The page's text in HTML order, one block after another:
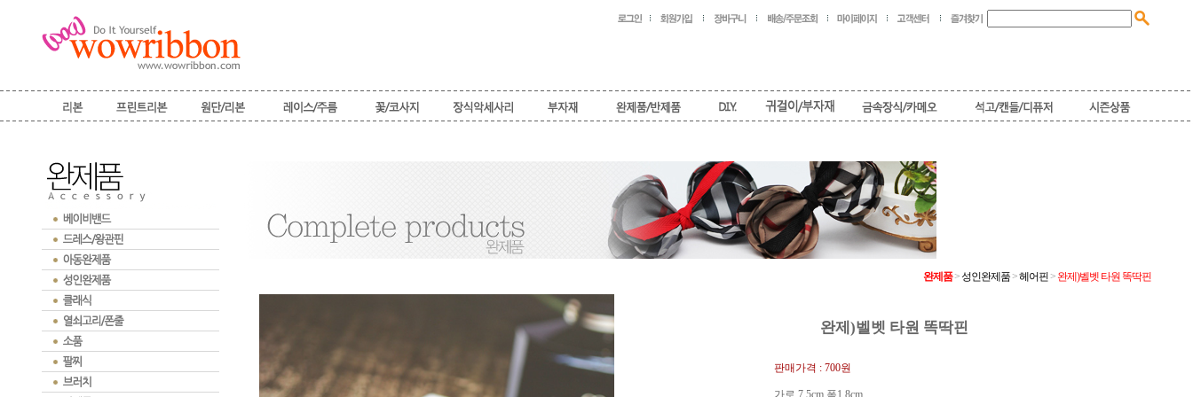
완제품>성인완제품>헤어핀> 완제)벨벳 타원 똑딱핀
완제)벨벳 타원 똑딱핀
판매가격 : 700원
가로 7.5cm 폭1.8cm